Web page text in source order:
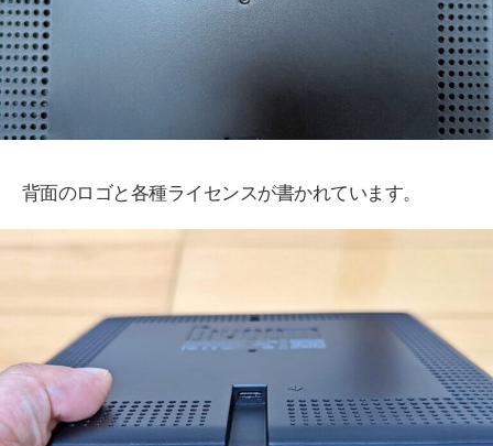
背面のロゴと各種ライセンスが書かれています。